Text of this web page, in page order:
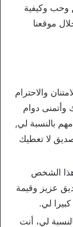
وحب وكيفية
موقعنا
والاحترام
وأتمنى دوام
بالنسبة لي,
لا تعطيك
الشخص
عزيز وقيمة
لي.
لي، أنت